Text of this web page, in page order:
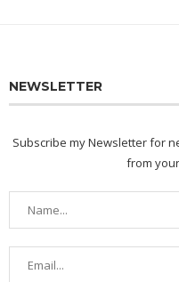
NEWSLETTER
Subscribe my Newsletter for
from